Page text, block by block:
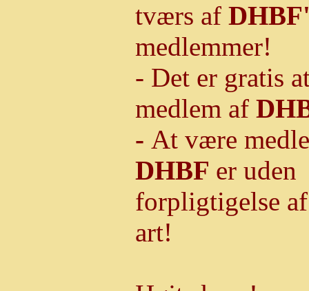
tværs af
medlemmer!
- Det er gratis
medlem af
- At være
DHBF er uden
forpligtigelse
art!